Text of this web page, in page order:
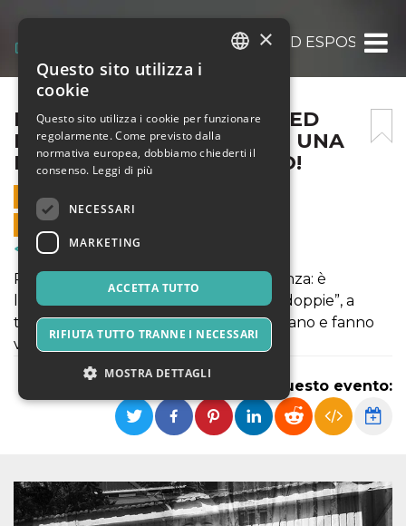
DOPPIE VISIONI: RIFLESSI ED
DOPPIE VISIONI: RIFLESSI ED
ESPOSIZIONI MULTIPLE IN UNA
ROMA DI INIZIO AUTUNNO!
11 OTTOBRE 2020 - 09:00
VENDITE ONLINE TERMINATE
Corsi & Formazione
Realtà e illusione, nitidezza e trasparenza: è
l’affascinante mondo delle “immagini doppie”, a
tratti surreali e visionarie, che emozionano e fanno
vibrare, all’unisono, occhi e cuore.
Condividi questo evento:
×
Questo sito utilizza i
cookie
Questo sito utilizza i cookie per funzionare
regolarmente. Come previsto dalla
normativa europea, dobbiamo chiederti il
consenso. Leggi di più
NECESSARI
MARKETING
ACCETTA TUTTO
RIFIUTA TUTTO TRANNE I NECESSARI
MOSTRA DETTAGLI
Necessari Marketing
indispensabili al funzionamento del sito. I
servizi qui presenti non potranno funzionare
senza.